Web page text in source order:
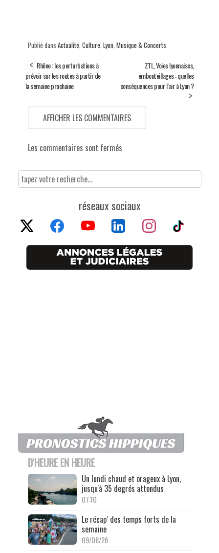
Publié dans Actualité Culture Lyon Musique & Concerts
Rhône : les perturbations à
prévoir sur les routes à partir de
la semaine prochaine
ZTL, Voies lyonnaises,
embouteillages : quelles
conséquences pour l’air à Lyon ?
AFFICHER LES COMMENTAIRES
Les commentaires sont fermés
réseaux sociaux
D'HEURE EN HEURE
Un lundi chaud et orageux à Lyon,
jusqu'à 35 degrés attendus
07:10
Le récap’ des temps forts de la
semaine
09/08/26